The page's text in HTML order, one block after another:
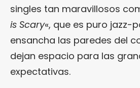
singles tan maravillosos
is Scary«, que es puro jazz-
ensancha las paredes del
dejan espacio para las
expectativas.